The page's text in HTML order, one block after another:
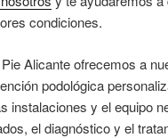
condiciones.
Alicante ofrecemos a
podológica
instalaciones y el equipo
el diagnóstico y el